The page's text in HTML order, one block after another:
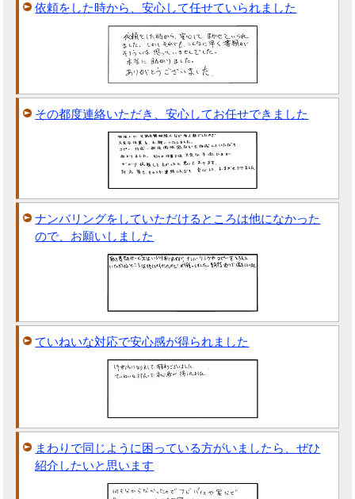
依頼をした時から、安心して任せていられました
その都度連絡いただき、安心してお任せできました
ナンバリングをしていただけるところは他になかった
ので、お願いしました
ていねいな対応で安心感が得られました
まわりで同じように困っている方がいましたら、ぜひ
紹介したいと思います